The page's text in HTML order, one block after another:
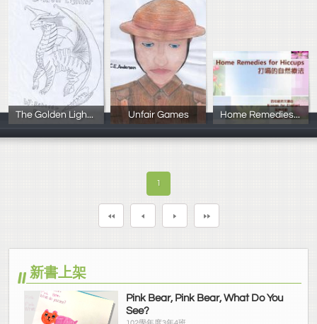
The Golden Lighter Unfair Games Home Remedies for Hiccups
1
新書上架
Pink Bear, Pink Bear, What Do You
See?